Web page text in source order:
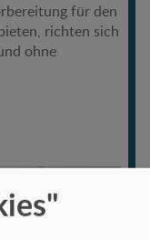
für den
richten sich
ohne